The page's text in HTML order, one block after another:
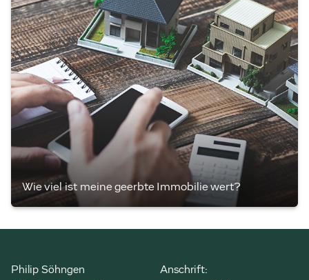
Wie viel ist meine geerbte Immobilie wert?
Philip Söhngen
Anschrift: